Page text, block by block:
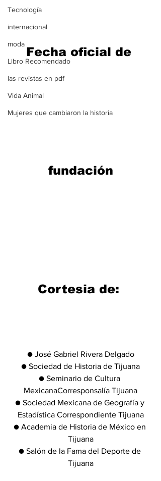
Tecnología
internacional
moda
Libro Recomendado
las revistas en pdf
Vida Animal
Mujeres que cambiaron la historia
Fecha oﬁcial de
fundación
Cortesia de:
● José Gabriel Rivera Delgado
● Sociedad de Historia de Tijuana
● Seminario de Cultura
MexicanaCorresponsalía Tijuana
● Sociedad Mexicana de Geografía y
Estadística Correspondiente Tijuana
● Academia de Historia de México en
Tijuana
● Salón de la Fama del Deporte de
Tijuana